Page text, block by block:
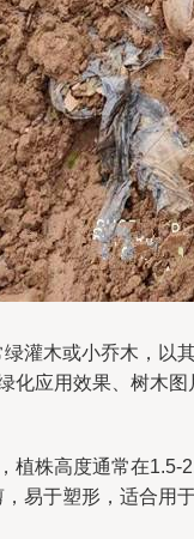
灌木或小乔木，以
化应用效果、树木图
植株高度通常在1.5-
易于塑形，适合用